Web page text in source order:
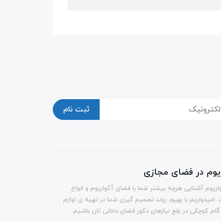
ثبت نام
در فضای مجازی
آشنایی هرچه بیشتر شما با فضای آکواریوم و انواع
امیدواریم با بهبود روند تصمیم گیری شما در تهیه ی لوازم
گام کوچکی در رفع نیازهای دکور فضای داخلی تان باشیم.